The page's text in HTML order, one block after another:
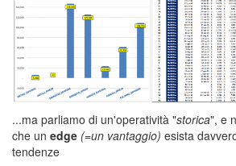
...ma parliamo di un'operatività "storica", e
che un edge (=un vantaggio) esista
tendenze